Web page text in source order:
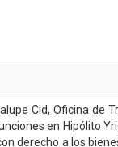
Cid, Oficina de
en Hipólito
derecho a los